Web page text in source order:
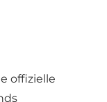
offizielle